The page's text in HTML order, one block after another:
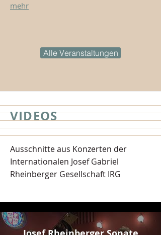
mehr
Alle Veranstaltungen
VIDEOS
Ausschnitte aus Konzerten der
Internationalen Josef Gabriel
Rheinberger Gesellschaft IRG